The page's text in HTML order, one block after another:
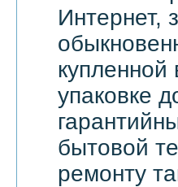
Интернет,
купленной
упаковке
бытовой
ремонту